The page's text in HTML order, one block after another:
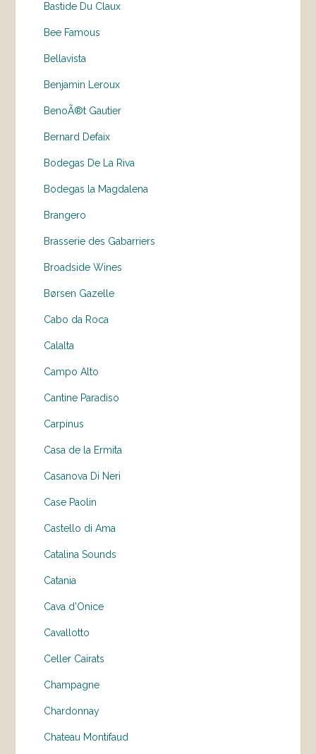
Bastide Du Claux
Bee Famous
Bellavista
Benjamin Leroux
BenoÃ®t Gautier
Bernard Defaix
Bodegas De La Riva
Bodegas la Magdalena
Brangero
Brasserie des Gabarriers
Broadside Wines
Børsen Gazelle
Cabo da Roca
Calalta
Campo Alto
Cantine Paradiso
Carpinus
Casa de la Ermita
Casanova Di Neri
Case Paolin
Castello di Ama
Catalina Sounds
Catania
Cava d'Onice
Cavallotto
Celler Cairats
Champagne
Chardonnay
Chateau Montifaud